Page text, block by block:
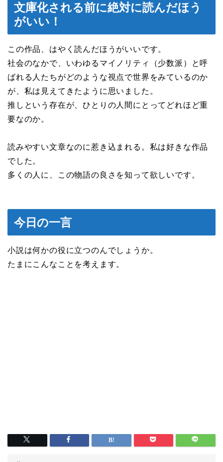
文庫化される前に絶対に読んだほう
がいい！
この作品、はやく読んだほうがいいです。
社会のなかで、いわゆるマイノリティ（少数派）と呼
ばれる人たちがどのような視点で世界をみているのか
が、私は見えてきたように思いました。
推しという存在が、ひとりの人間にとってどれほど重
要なのか。
読みやすい文章なのに惹き込まれる。私は好きな作品
でした。
多くの人に、この物語の良さを知って欲しいです。
今日の一言
小説は何かの役に立つのんでしょうか。
たまにこんなことを考えます。